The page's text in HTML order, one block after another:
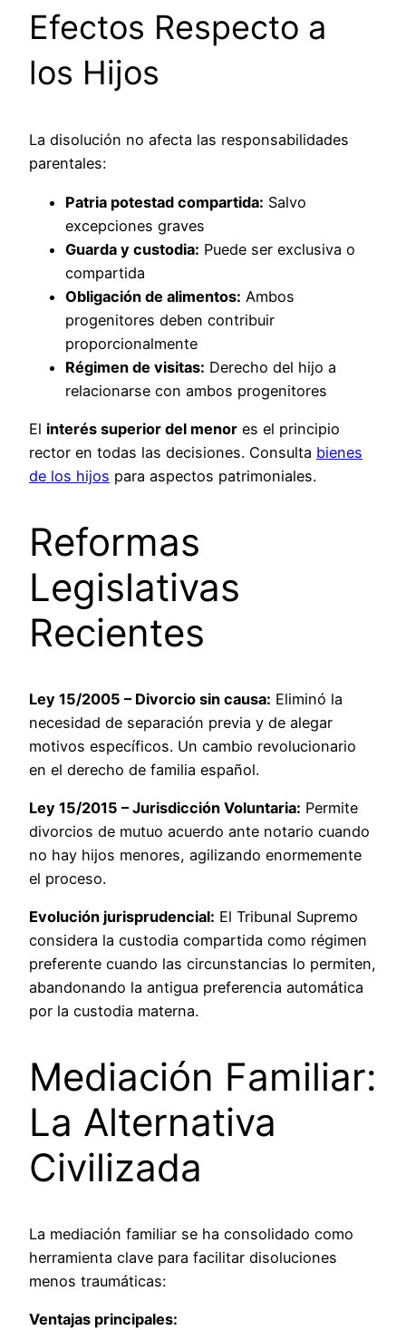
Efectos Respecto a
los Hijos
La disolución no afecta las responsabilidades
parentales:
Patria potestad compartida: Salvo
excepciones graves
Guarda y custodia: Puede ser exclusiva o
compartida
Obligación de alimentos: Ambos
progenitores deben contribuir
proporcionalmente
Régimen de visitas: Derecho del hijo a
relacionarse con ambos progenitores
El interés superior del menor es el principio
rector en todas las decisiones. Consulta bienes
de los hijos para aspectos patrimoniales.
Reformas
Legislativas
Recientes
Ley 15/2005 – Divorcio sin causa: Eliminó la
necesidad de separación previa y de alegar
motivos específicos. Un cambio revolucionario
en el derecho de familia español.
Ley 15/2015 – Jurisdicción Voluntaria: Permite
divorcios de mutuo acuerdo ante notario cuando
no hay hijos menores, agilizando enormemente
el proceso.
Evolución jurisprudencial: El Tribunal Supremo
considera la custodia compartida como régimen
preferente cuando las circunstancias lo permiten,
abandonando la antigua preferencia automática
por la custodia materna.
Mediación Familiar:
La Alternativa
Civilizada
La mediación familiar se ha consolidado como
herramienta clave para facilitar disoluciones
menos traumáticas:
Ventajas principales: